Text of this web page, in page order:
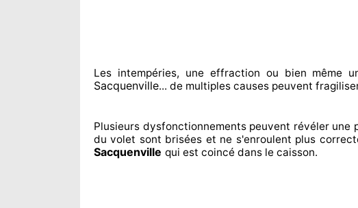
Les intempéries, une effraction ou bien même
Sacquenville... de multiples causes peuvent
Plusieurs dysfonctionnements peuvent révélerune
du volet sont brisées et ne s'enroulent plus
Sacquenville qui est coincé dans le caisson.